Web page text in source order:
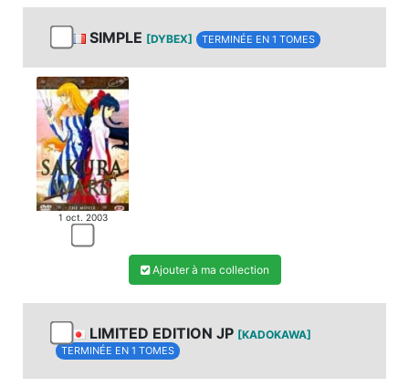
SIMPLE [DYBEX] TERMINÉE EN 1 TOMES
1 oct. 2003
Ajouter à ma collection
LIMITED EDITION JP [KADOKAWA]
TERMINÉE EN 1 TOMES